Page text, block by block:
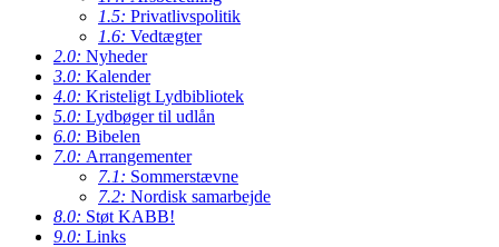
1.5: Privatlivspolitik
1.6: Vedtægter
2.0: Nyheder
3.0: Kalender
4.0: Kristeligt Lydbibliotek
5.0: Lydbøger til udlån
6.0: Bibelen
7.0: Arrangementer
7.1: Sommerstævne
7.2: Nordisk samarbejde
8.0: Støt KABB!
9.0: Links